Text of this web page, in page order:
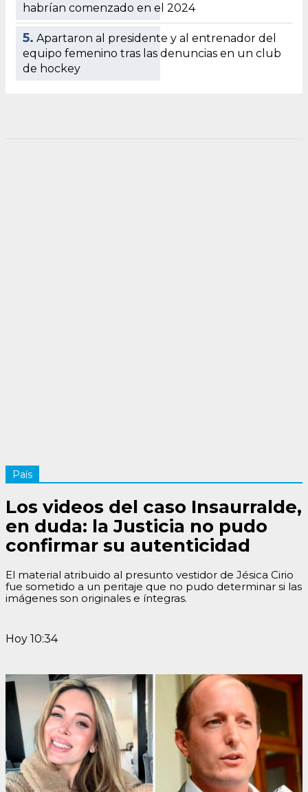
habrían comenzado en el 2024
5. Apartaron al presidente y al entrenador del
equipo femenino tras las denuncias en un club
de hockey